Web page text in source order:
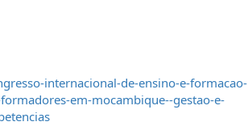
internacional-de-ensino-e-formacao-
em-mocambique--gestao-e-